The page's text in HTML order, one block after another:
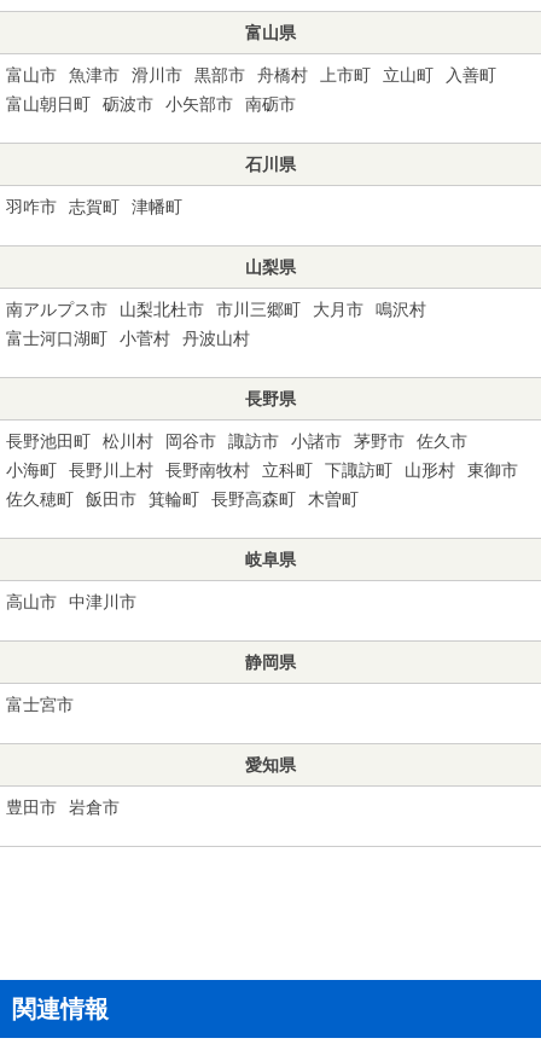
富山県
富山市 魚津市 滑川市 黒部市 舟橋村 上市町 立山町
入善町
富山朝日町
砺波市 小矢部市 南砺市
石川県
羽咋市 志賀町 津幡町
山梨県
南アルプス市 山梨北杜市 市川三郷町 大月市
鳴沢村
富士河口湖町
小菅村 丹波山村
長野県
長野池田町 松川村 岡谷市 諏訪市 小諸市 茅野市
佐久市
小海町
長野川上村 長野南牧村 立科町 下諏訪町 山形村
東御市
佐久穂町
飯田市 箕輪町 長野高森町 木曽町
岐阜県
高山市 中津川市
静岡県
富士宮市
愛知県
豊田市 岩倉市
関連情報